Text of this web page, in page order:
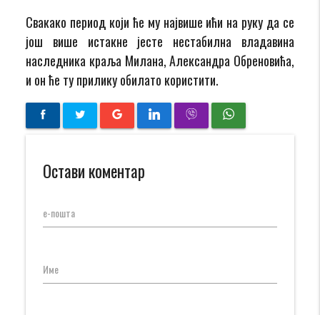
Свакако период који ће му највише ићи на руку да се
још више истакне јесте нестабилна владавина
наследника краља Милана, Александра Обреновића,
и он ће ту прилику обилато користити.
Остави коментар
е-пошта
Име